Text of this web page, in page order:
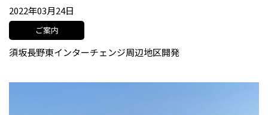
2022年03月24日
ご案内
須坂長野東インターチェンジ周辺地区開発